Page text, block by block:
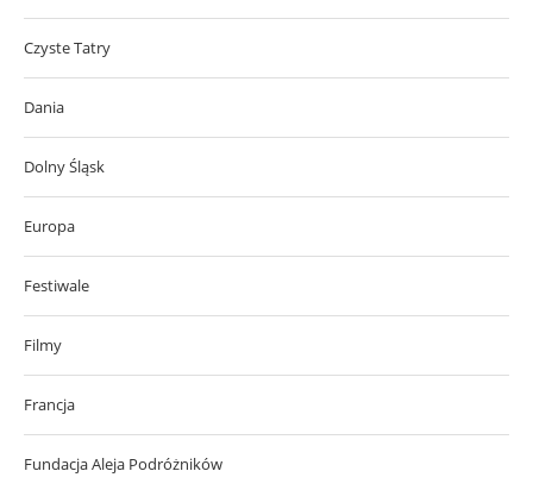
Czyste Tatry
Dania
Dolny Śląsk
Europa
Festiwale
Filmy
Francja
Fundacja Aleja Podróżników